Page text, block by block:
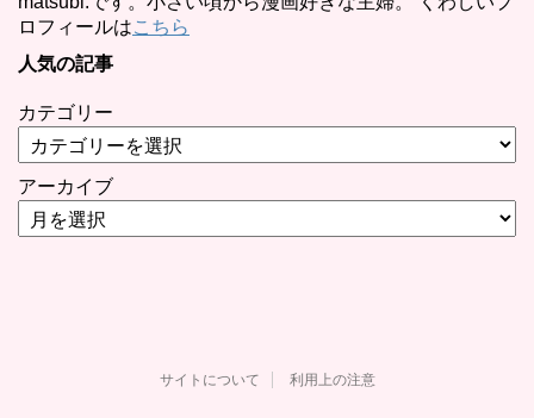
ロフィールはこちら
人気の記事
カテゴリー
アーカイブ
サイトについて 利用上の注意